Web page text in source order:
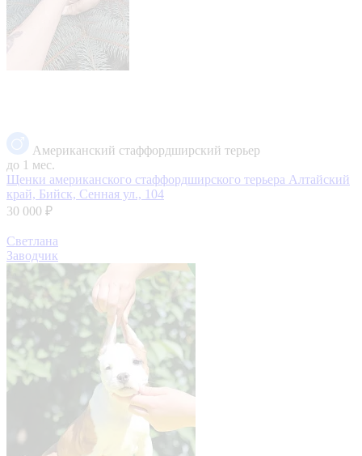
Американский стаффордширский терьер
до 1 мес.
Щенки американского стаффордширского терьера Алтайский
край, Бийск, Сенная ул., 104
30 000 ₽
Светлана
Заводчик